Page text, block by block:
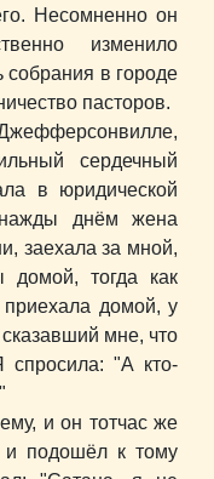
Несомненно он
изменило
собрания в городе
пасторов.
сердечный
в юридической
днём жена
заехала за мной,
домой, тогда как
домой, у
мне, что
спросила: "А кто-
и он тотчас же
подошёл к тому